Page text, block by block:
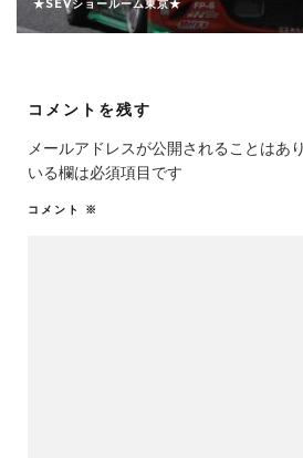
★SEVショールーム東京★
コメントを残す
メールアドレスが公開されることはあ
いる欄は必須項目です
コメント ※